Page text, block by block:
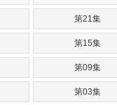
第21集
第15集
第09集
第03集